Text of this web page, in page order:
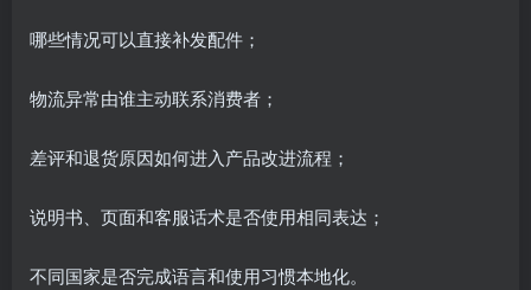
哪些情况可以直接补发配件；
物流异常由谁主动联系消费者；
差评和退货原因如何进入产品改进流程；
说明书、页面和客服话术是否使用相同表达；
不同国家是否完成语言和使用习惯本地化。